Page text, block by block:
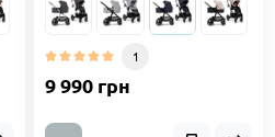
1
9 990 грн